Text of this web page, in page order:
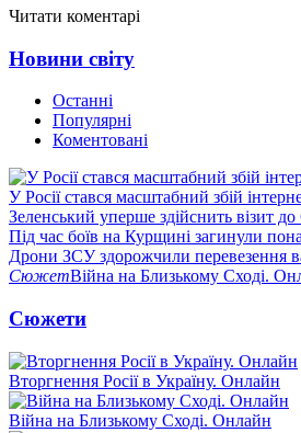
Читати коментарі
Новини світу
Останні
Популярні
Коментовані
У Росії стався масштабний збій
Зеленський уперше здійснить візит до
Під час боїв на Курщині загинули
Дрони ЗСУ здорожчили перевезення
СюжетВійна на Близькому Сході.
Сюжети
Вторгнення Росії в Україну. Онлайн
Війна на Близькому Сході. Онлайн